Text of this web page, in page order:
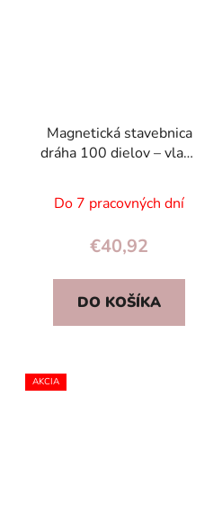
Magnetická stavebnica
dráha 100 dielov – vlaky
Do 7 pracovných dní
€40,92
DO KOŠÍKA
AKCIA